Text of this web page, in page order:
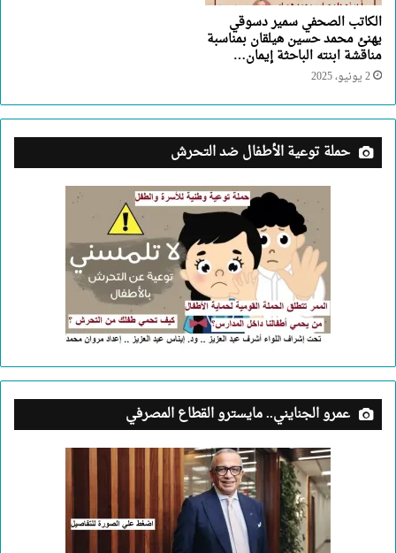
الكاتب الصحفي سمير دسوقي
يهنئ محمد حسين هيلقان بمناسبة
مناقشة ابنته الباحثة إيمان…
2 يونيو، 2025
حملة توعية الأطفال ضد التحرش
عمرو الجنايني.. مايسترو القطاع المصرفي